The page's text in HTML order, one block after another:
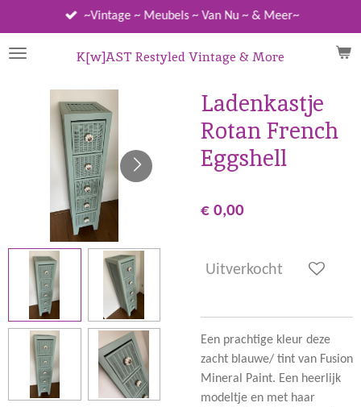
direct
naar
hoofdinhoud
K[w]AST Restyled Vintage & More
~Vintage ~ Meubels ~ Van Nu ~ & Meer~
Ladenkastje
Rotan French
Eggshell
€ 0,00
Uitverkocht
Een prachtige kleur deze
zacht blauwe/ tint van Fusion
Mineral Paint. Een heerlijk
modeltje en met haar